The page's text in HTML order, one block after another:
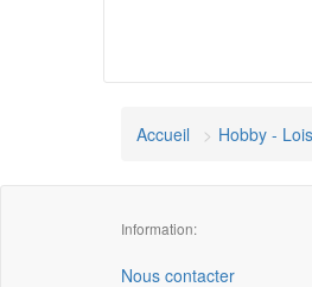
Accueil Hobby -
Information:
Nous contacter